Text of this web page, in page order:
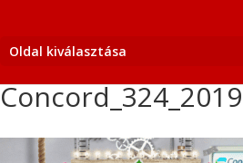
Oldal kiválasztása
Concord_324_2019